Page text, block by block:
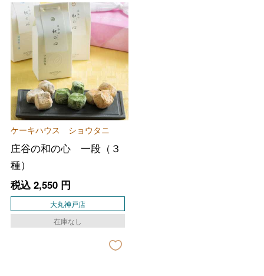
ケーキハウス ショウタニ
庄谷の和の心 一段（３
種）
税込 2,550円
大丸神戸店
在庫なし
フード＆スイーツ
ビューティー
ホーム＆インテリア
ベビー＆キッズ
大丸・松坂屋のギフト
結婚内祝い
お香典返し
バレンタインチョコレート
ホワイトデー
母の日
お中元
敬老の日